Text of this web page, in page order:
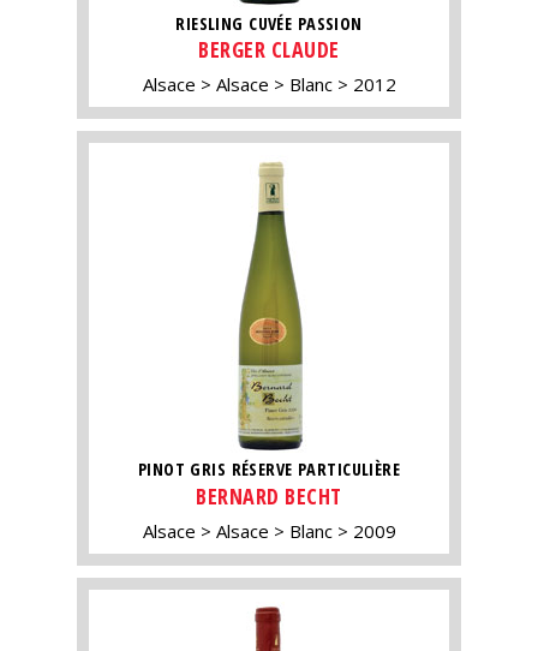
RIESLING CUVÉE PASSION
BERGER CLAUDE
Alsace Alsace Blanc 2012
PINOT GRIS RÉSERVE PARTICULIÈRE
BERNARD BECHT
Alsace Alsace Blanc 2009